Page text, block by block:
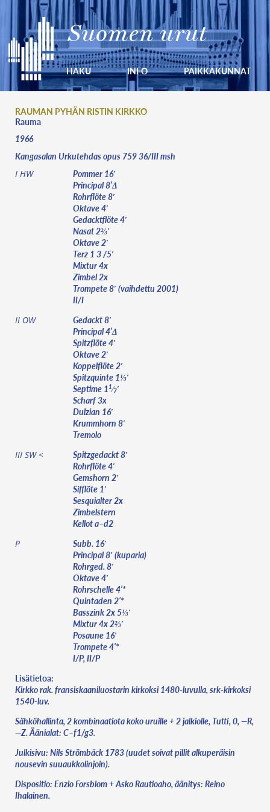
Suomen urut
HAKU INFO PAIKKAKUNNAT
RAUMAN PYHÄN RISTIN KIRKKO
Rauma
1966
Kangasalan Urkutehdas opus 759 36/III msh
I HW
Pommer 16′
Principal 8’Δ
Rohrflöte 8′
Oktave 4′
Gedacktflöte 4′
Nasat 2⅔′
Oktave 2′
Terz 1 3 /5′
Mixtur 4x
Zimbel 2x
Trompete 8′ (vaihdettu 2001)
II/I
II OW
Gedackt 8′
Principal 4’Δ
Spitzflöte 4′
Oktave 2′
Koppelflöte 2′
Spitzquinte 1⅓′
Septime 11⁄7′
Scharf 3x
Dulzian 16′
Krummhorn 8′
Tremolo
III SW <
Spitzgedackt 8′
Rohrflöte 4′
Gemshorn 2′
Sifflöte 1′
Sesquialter 2x
Zimbelstern
Kellot a–d2
P
Subb. 16′
Principal 8′ (kuparia)
Rohrged. 8′
Oktave 4′
Rohrschelle 4’*
Quintaden 2’*
Basszink 2x 5⅓′
Mixtur 4x 2⅔′
Posaune 16′
Trompete 4’*
I/P, II/P
Lisätietoa:
Kirkko rak. fransiskaaniluostarin kirkoksi 1480-luvulla, srk-kirkoksi
1540-luv.
Sähköhallinta, 2 kombinaatiota koko uruille + 2 jalkiolle, Tutti, 0, —R,
—Z. Äänialat: C–f1/g3.
Julkisivu: Nils Strömbäck 1783 (uudet soivat pillit alkuperäisin
nousevin suuaukkolinjoin).
Dispositio: Enzio Forsblom + Asko Rautioaho, äänitys: Reino
Ihalainen.